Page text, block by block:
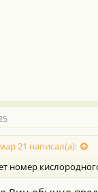
21 написал(а):
номер